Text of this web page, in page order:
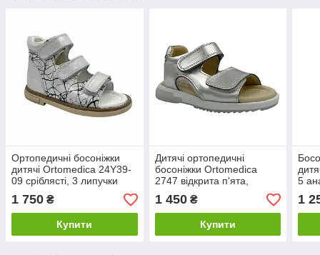
Ортопедичні босоніжки
дитячі Ortomedica 24Y39-
09 сріблясті, 3 липучки
1 750 ₴
Купити
Дитячі ортопедичні
босоніжки Ortomedica
2747 відкрита п'ята,
сріблясті
1 450₴
Купити
5
1